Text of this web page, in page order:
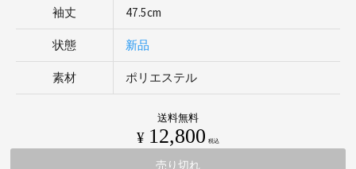
袖丈 47.5cm
状態 新品
素材 ポリエステル
送料無料
¥ 12,800 税込
売り切れ